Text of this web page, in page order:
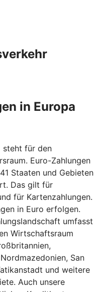
in Europa
steht für den
Euro-Zahlungen
Staaten und Gebieten
Das gilt für
für Kartenzahlungen.
in Euro erfolgen.
umfasst
Wirtschaftsraum
San
und weitere
Auch unsere